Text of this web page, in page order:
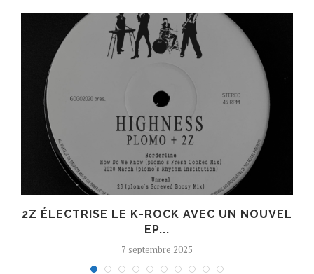
2Z ÉLECTRISE LE K-ROCK AVEC UN NOUVEL
EP...
7 septembre 2025